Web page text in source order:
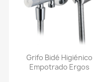
Grifo Bidé Higiénico
Empotrado Ergos